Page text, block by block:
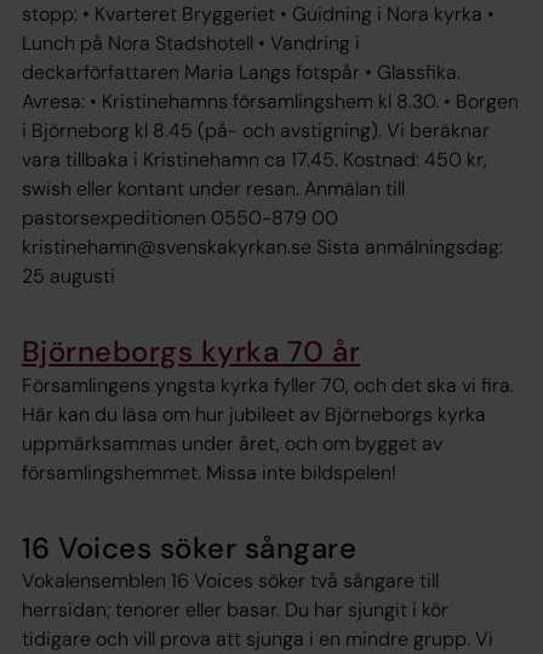
stopp: • Kvarteret Bryggeriet • Guidning i Nora kyrka •
Lunch på Nora Stadshotell • Vandring i
deckarförfattaren Maria Langs fotspår • Glassfika.
Avresa: • Kristinehamns församlingshem kl 8.30. • Borgen
i Björneborg kl 8.45 (på- och avstigning). Vi beräknar
vara tillbaka i Kristinehamn ca 17.45. Kostnad: 450 kr,
swish eller kontant under resan. Anmälan till
pastorsexpeditionen 0550-879 00
kristinehamn@svenskakyrkan.se Sista anmälningsdag:
25 augusti
Björneborgs kyrka 70 år
Församlingens yngsta kyrka fyller 70, och det ska vi fira.
Här kan du läsa om hur jubileet av Björneborgs kyrka
uppmärksammas under året, och om bygget av
församlingshemmet. Missa inte bildspelen!
16 Voices söker sångare
Vokalensemblen 16 Voices söker två sångare till
herrsidan; tenorer eller basar. Du har sjungit i kör
tidigare och vill prova att sjunga i en mindre grupp. Vi